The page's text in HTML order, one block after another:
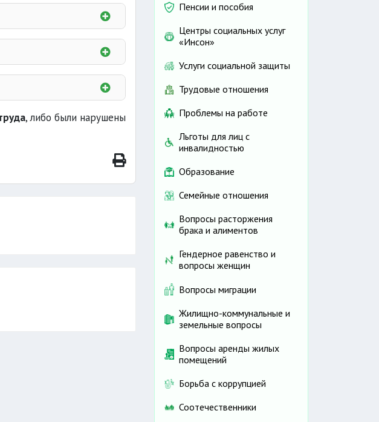
, либо были нарушены
Пенсии и пособия
Центры социальных услуг
«Инсон»
Услуги социальной защиты
Трудовые отношения
Проблемы на работе
Льготы для лиц с
инвалидностью
Образование
Семейные отношения
Вопросы расторжения
брака и алиментов
Гендерное равенство и
вопросы женщин
Вопросы миграции
Жилищно-коммунальные и
земельные вопросы
Вопросы аренды жилых
помещений
Борьба с коррупцией
Соотечественники